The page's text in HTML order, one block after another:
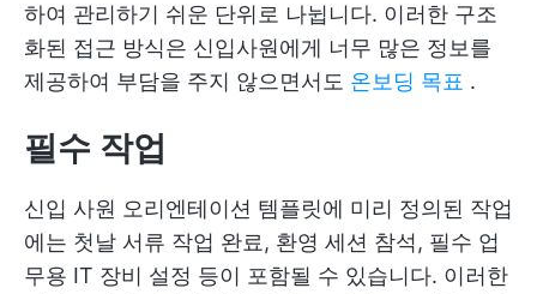
하여 관리하기 쉬운 단위로 나뉩니다. 이러한 구조
화된 접근 방식은 신입사원에게 너무 많은 정보를
제공하여 부담을 주지 않으면서도 온보딩 목표 .
필수 작업
신입 사원 오리엔테이션 템플릿에 미리 정의된 작업
에는 첫날 서류 작업 완료, 환영 세션 참석, 필수 업
무용 IT 장비 설정 등이 포함될 수 있습니다. 이러한